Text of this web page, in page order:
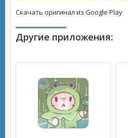
Скачать оригинал из Google Play
Другие приложения: